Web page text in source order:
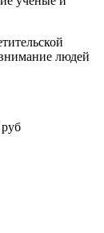
людей